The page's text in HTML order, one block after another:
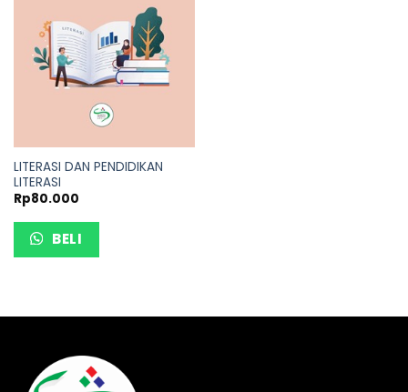
LITERASI DAN PENDIDIKAN
LITERASI
Rp80.000
BELI